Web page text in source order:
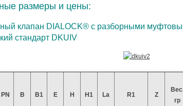
размеры и цены:
клапан DIALOCK® с разборными
стандарт DKUIV
PN B B1 E H H1 La R1 Z
гр